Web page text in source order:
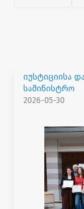
იუსტიციისა
სამინისტრო
2026-05-30